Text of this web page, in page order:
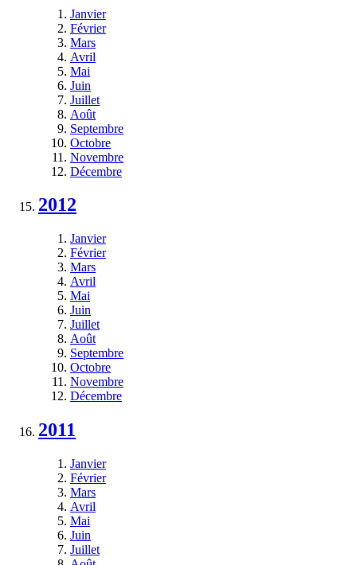
Janvier
Février
Mars
Avril
Mai
Juin
Juillet
Août
Septembre
Octobre
Novembre
Décembre
2012
Janvier
Février
Mars
Avril
Mai
Juin
Juillet
Août
Septembre
Octobre
Novembre
Décembre
2011
Janvier
Février
Mars
Avril
Mai
Juin
Juillet